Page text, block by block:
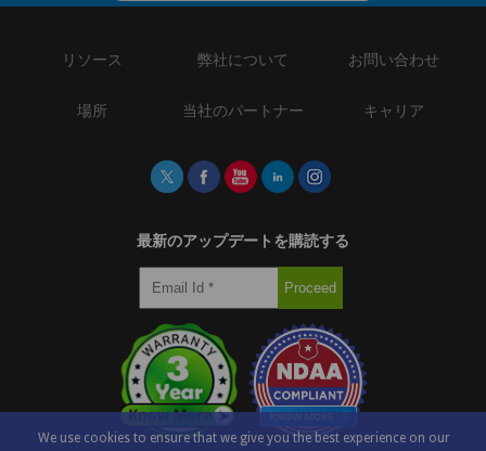
リソース 弊社について お問い合わせ
場所 当社のパートナー キャリア
最新のアップデートを購読する
We use cookies to ensure that we give you the best experience on our